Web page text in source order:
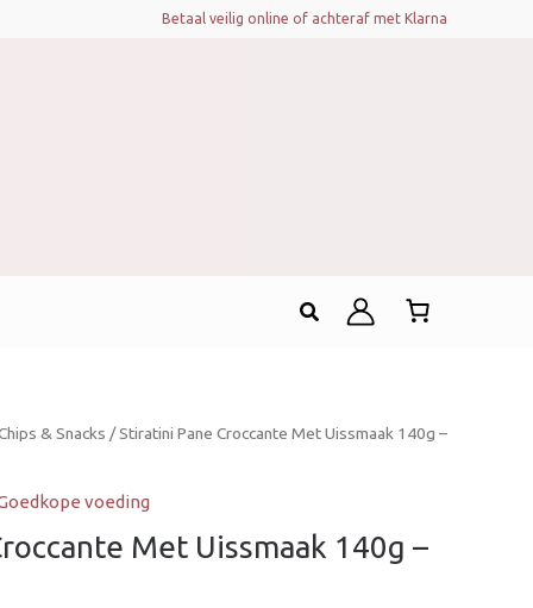
Betaal veilig online of achteraf met Klarna
Zoeken
& Snacks / Stiratini Pane Croccante Met Uissmaak 140g –
voeding
Met Uissmaak 140g –